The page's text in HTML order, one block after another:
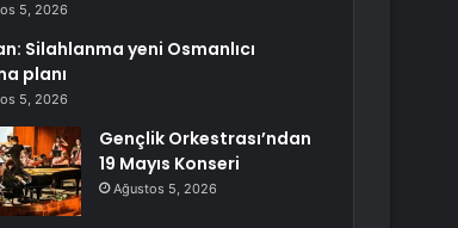
5, 2026
Silahlanma yeni Osmanlıcı
planı
5, 2026
Gençlik Orkestrası’ndan
19 Mayıs Konseri
Ağustos 5, 2026